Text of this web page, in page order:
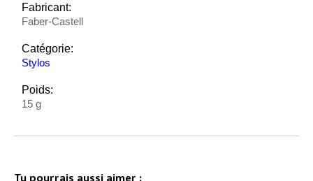
Fabricant:
Faber-Castell
Catégorie:
Stylos
Poids:
15 g
Tu pourrais aussi aimer :